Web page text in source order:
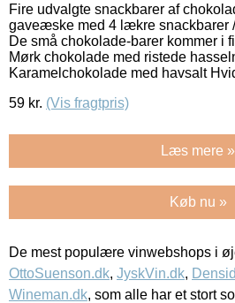
Fire udvalgte snackbarer af
gaveæske med 4 lækre snackbarer
De små chokolade-barer kommer i
Mørk chokolade med ristede
Karamelchokolade med havsalt
59 kr. (Vis fragtpris)
Læs mere »
Køb nu »
De mest populære vinwebshops i
OttoSuenson.dk, JyskVin.dk,
Wineman.dk, som alle har et stort